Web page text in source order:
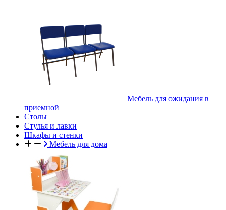
Мебель для ожидания в
приемной
Столы
Стулья и лавки
Шкафы и стенки
Мебель для дома